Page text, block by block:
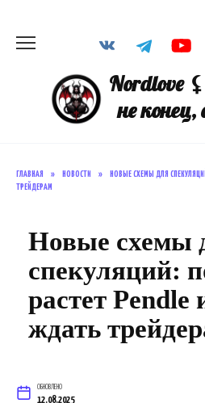
содержанию
Nordlove
не
ГЛАВНАЯ » НОВОСТИ »
НОВЫЕ СХЕМЫ ДЛЯ
ТРЕЙДЕРАМ
Новые схемы
спекуляций:
растет Pendle
ждать
ОБНОВЛЕНО
12.08.2025